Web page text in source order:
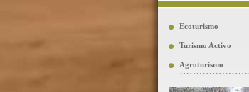
Ecoturismo
Turismo Activo
Agroturismo